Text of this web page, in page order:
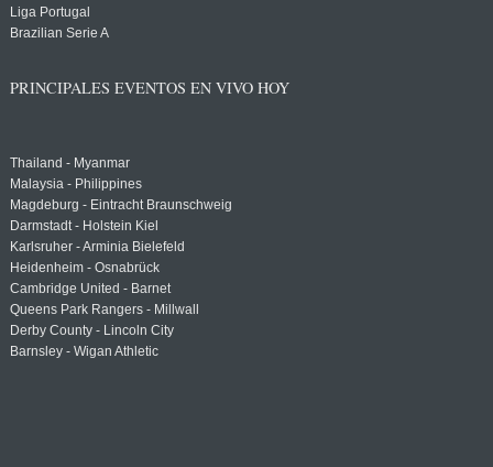
Liga Portugal
Brazilian Serie A
PRINCIPALES EVENTOS EN VIVO HOY
Thailand - Myanmar
Malaysia - Philippines
Magdeburg - Eintracht Braunschweig
Darmstadt - Holstein Kiel
Karlsruher - Arminia Bielefeld
Heidenheim - Osnabrück
Cambridge United - Barnet
Queens Park Rangers - Millwall
Derby County - Lincoln City
Barnsley - Wigan Athletic